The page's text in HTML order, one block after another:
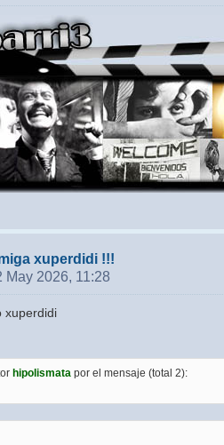
xuperdidi !!!
May 2026, 11:28
xuperdidi
hipolismatapor el mensaje (total 2):